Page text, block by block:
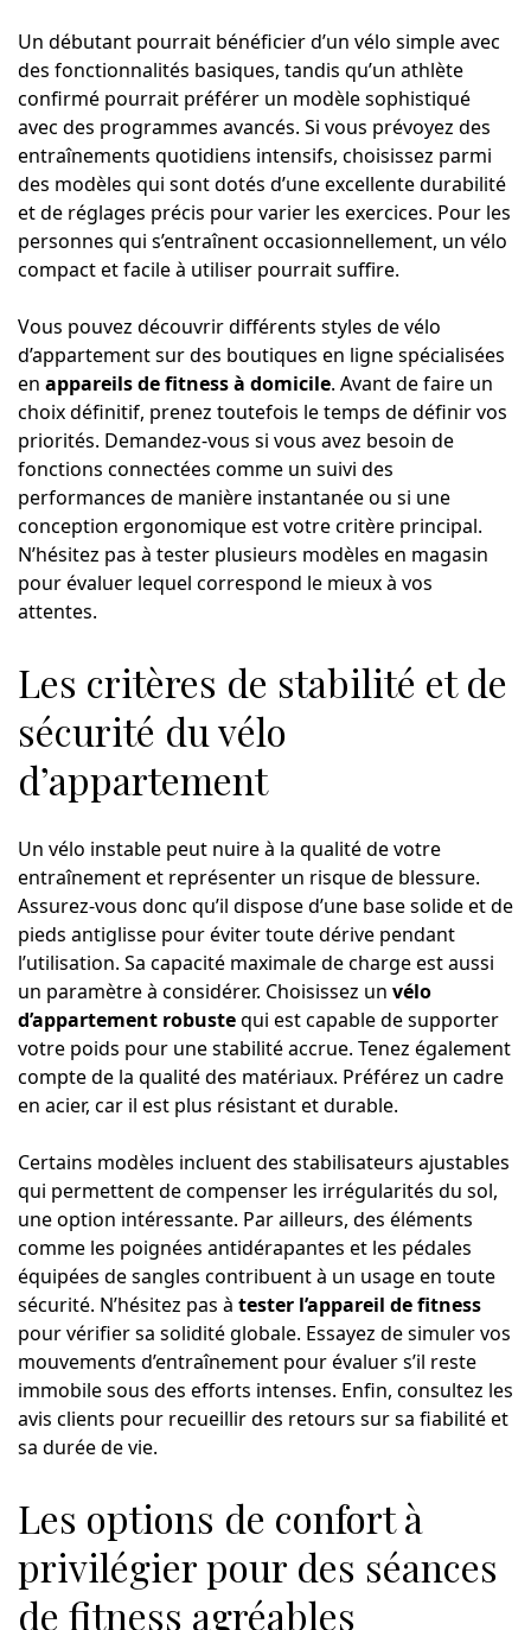
Un débutant pourrait bénéficier d’un vélo simple avec
des fonctionnalités basiques, tandis qu’un athlète
confirmé pourrait préférer un modèle sophistiqué
avec des programmes avancés. Si vous prévoyez des
entraînements quotidiens intensifs, choisissez parmi
des modèles qui sont dotés d’une excellente durabilité
et de réglages précis pour varier les exercices. Pour les
personnes qui s’entraînent occasionnellement, un vélo
compact et facile à utiliser pourrait suffire.
Vous pouvez découvrir différents styles de vélo
d’appartement sur des boutiques en ligne spécialisées
en appareils de fitness à domicile. Avant de faire un
choix définitif, prenez toutefois le temps de définir vos
priorités. Demandez-vous si vous avez besoin de
fonctions connectées comme un suivi des
performances de manière instantanée ou si une
conception ergonomique est votre critère principal.
N’hésitez pas à tester plusieurs modèles en magasin
pour évaluer lequel correspond le mieux à vos
attentes.
Les critères de stabilité et de
sécurité du vélo
d’appartement
Un vélo instable peut nuire à la qualité de votre
entraînement et représenter un risque de blessure.
Assurez-vous donc qu’il dispose d’une base solide et de
pieds antiglisse pour éviter toute dérive pendant
l’utilisation. Sa capacité maximale de charge est aussi
un paramètre à considérer. Choisissez un vélo
d’appartement robustequi est capable de supporter
votre poids pour une stabilité accrue. Tenez également
compte de la qualité des matériaux. Préférez un cadre
en acier, car il est plus résistant et durable.
Certains modèles incluent des stabilisateurs ajustables
qui permettent de compenser les irrégularités du sol,
une option intéressante. Par ailleurs, des éléments
comme les poignées antidérapantes et les pédales
équipées de sangles contribuent à un usage en toute
sécurité. N’hésitez pas à tester l’appareil de fitness
pour vérifier sa solidité globale. Essayez de simuler vos
mouvements d’entraînement pour évaluer s’il reste
immobile sous des efforts intenses. Enfin, consultez les
avis clients pour recueillir des retours sur sa fiabilité et
sa durée de vie.
Les options de confort à
privilégier pour des séances
de fitness agréables